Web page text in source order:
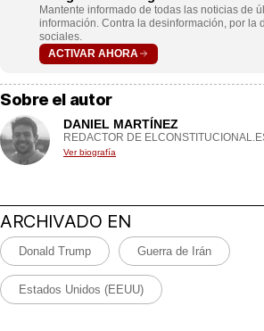
Mantente informado de todas las noticias de
información. Contra la desinformación, por la
sociales.
ACTIVAR AHORA
Sobre el autor
DANIEL MARTÍNEZ
REDACTOR DE
Ver biografía
ARCHIVADO EN
Donald Trump Guerra de Irán
Estados Unidos (EEUU)